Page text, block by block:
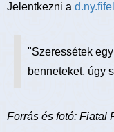
Jelentkezni a
"Szeressétek
benneteket, úgy
Forrás és fotó: Fiatal